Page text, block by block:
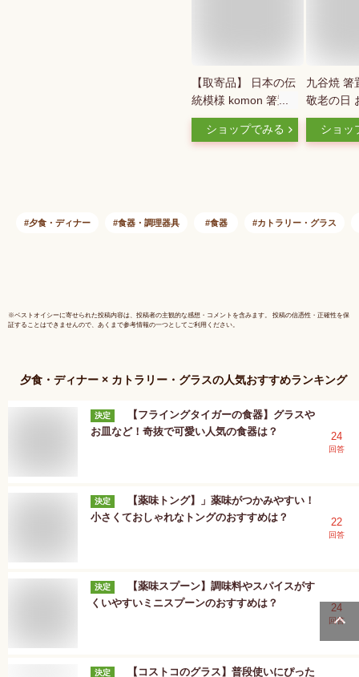
【取寄品】 日本の伝
統模様 komon 箸置
揃お箸置きセット は
しおき はし置き 5個
様 伝統柄 食洗機対
ショップでみる
九谷焼 箸
敬老の日
青粒 白粒
柄 二連
谷焼箸置
ショッ
夕食・ディナー 食器・調理器具 食器 カトラリー・グラス
※ベストオイシーに寄せられた投稿内容は、投稿者の主観的な感想・コメントを含みます。 投稿の信憑性・正確性を保
証することはできませんので、あくまで参考情報の一つとしてご利用ください。
夕食・ディナー × カトラリー・グラスの人気おすすめランキング
決定
【フライングタイガーの食器】グラスや
お皿など！奇抜で可愛い人気の食器は？
24
回答
決定
【薬味トング】」薬味がつかみやすい！
小さくておしゃれなトングのおすすめは？
22
回答
決定
【薬味スプーン】調味料やスパイスがす
くいやすいミニスプーンのおすすめは？
24
回答
決定 【コストコのグラス】普段使いにぴった